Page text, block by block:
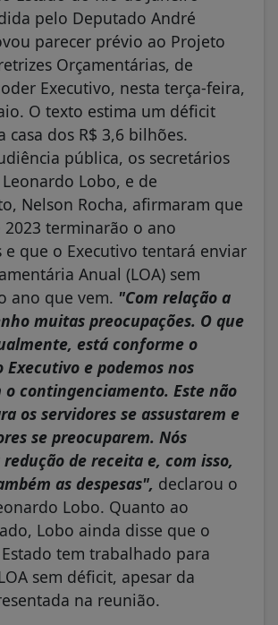
pelo Deputado André
parecer prévio ao Projeto
Orçamentárias, de
Executivo, nesta terça-feira,
O texto estima um déficit
casa dos R$ 3,6 bilhões.
pública, os secretários
Lobo, e de
Nelson Rocha, afirmaram que
2023 terminarão o ano
que o Executivo tentará enviar
Anual (LOA) sem
ano que vem. "Com relação a
muitas preocupações. O que
está conforme o
Executivo e podemos nos
o contingenciamento. Este não
os servidores se assustarem e
se preocuparem. Nós
de receita e, com isso,
as despesas", declarou o
Lobo. Quanto ao
Lobo ainda disse que o
tem trabalhado para
sem déficit, apesar da
na reunião.